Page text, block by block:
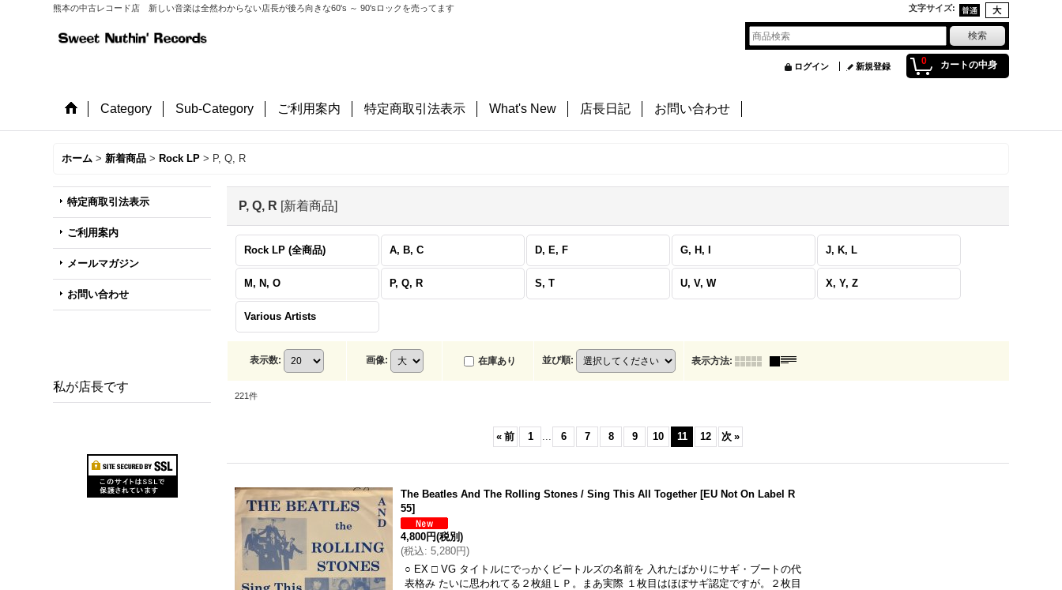
熊本の中古レコード店 新しい音楽は全然わからない店長が後ろ向きな60's ～ 90'sロックを売ってます 文字サイズ:
0 カートの中身
ログイン 新規登録
Category Sub-Category ご利用案内 特定商取引法表示 What's New 店長日記 お問い合わせ
ホーム > 新着商品 > Rock LP > P, Q, R
特定商取引法表示
ご利用案内
メールマガジン
お問い合わせ
私が店長です
P, Q, R [新着商品]
Rock LP (全商品) A, B, C D, E, F G, H, I J, K, L
M, N, O P, Q, R S, T U, V, W X, Y, Z
Various Artists
表示数: 画像: 在庫あり 並び順: 表示方法:
221件
« 前 1 ... 6 7 8 9 10 11 12 次 »
The Beatles And The Rolling Stones / Sing This All Together [EU Not On Label R
55]
4,800円(税別)
(税込: 5,280円)
○ EX □ VG タイトルにでっかくビートルズの名前を 入れたばかりにサギ・ブートの代
表格み たいに思われてる２枚組ＬＰ。まあ実際 １枚目はほぼサギ認定ですが。２枚目